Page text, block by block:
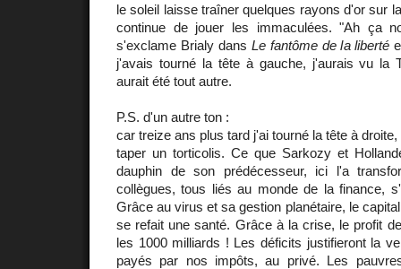
le soleil laisse traîner quelques rayons d'or sur
continue de jouer les immaculées. "Ah ça
s'exclame Brialy dans Le fantôme de la liberté
j'avais tourné la tête à gauche, j'aurais vu la
aurait été tout autre.
P.S. d'un autre ton :
car treize ans plus tard j'ai tourné la tête à
taper un torticolis. Ce que Sarkozy et
dauphin de son prédécesseur, ici l'a
collègues, tous liés au monde de la finance,
Grâce au virus et sa gestion planétaire, le
se refait une santé. Grâce à la crise, le profit
les 1000 milliards ! Les déficits justifieront la
payés par nos impôts, au privé. Les